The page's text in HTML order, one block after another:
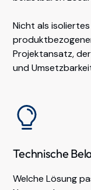
Nicht als
Projektansatz,
und
Technische
Welche Lösung